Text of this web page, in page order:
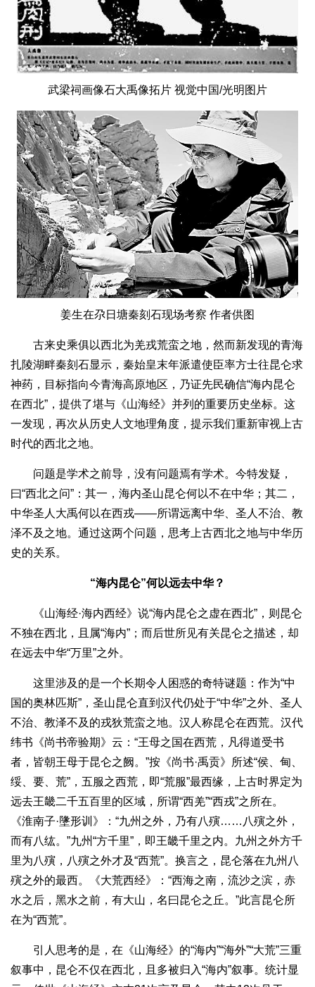
武梁祠画像石大禹像拓片 视觉中国/光明图片
姜生在尕日塘秦刻石现场考察 作者供图
古来史乘俱以西北为羌戎荒蛮之地，然而新发现的青海
扎陵湖畔秦刻石显示，秦始皇末年派遣使臣率方士往昆仑求
神药，目标指向今青海高原地区，乃证先民确信“海内昆仑
在西北”，提供了堪与《山海经》并列的重要历史坐标。这
一发现，再次从历史人文地理角度，提示我们重新审视上古
时代的西北之地。
问题是学术之前导，没有问题焉有学术。今特发疑，
曰“西北之问”：其一，海内圣山昆仑何以不在中华；其二，
中华圣人大禹何以在西戎——所谓远离中华、圣人不治、教
泽不及之地。通过这两个问题，思考上古西北之地与中华历
史的关系。
“海内昆仑”何以远去中华？
《山海经·海内西经》说“海内昆仑之虚在西北”，则昆仑
不独在西北，且属“海内”；而后世所见有关昆仑之描述，却
在远去中华“万里”之外。
这里涉及的是一个长期令人困惑的奇特谜题：作为“中
国的奥林匹斯”，圣山昆仑直到汉代仍处于“中华”之外、圣人
不治、教泽不及的戎狄荒蛮之地。汉人称昆仑在西荒。汉代
纬书《尚书帝验期》云：“王母之国在西荒，凡得道受书
者，皆朝王母于昆仑之阙。”按《尚书·禹贡》所述“侯、甸、
绥、要、荒”，五服之西荒，即“荒服”最西缘，上古时界定为
远去王畿二千五百里的区域，所谓“西羌”“西戎”之所在。
《淮南子·墬形训》：“九州之外，乃有八殥……八殥之外，
而有八纮。”九州“方千里”，即王畿千里之内。九州之外方千
里为八殥，八殥之外才及“西荒”。换言之，昆仑落在九州八
殥之外的最西。《大荒西经》：“西海之南，流沙之滨，赤
水之后，黑水之前，有大山，名曰昆仑之丘。”此言昆仑所
在为“西荒”。
引人思考的是，在《山海经》的“海内”“海外”“大荒”三重
叙事中，昆仑不仅在西北，且多被归入“海内”叙事。统计显